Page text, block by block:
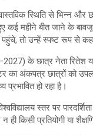
स्थिति से भिन्न और
कई महीने बीत जाने के
पहुंचे, तो उन्हें स्पष्ट रूप से
के छात्र नेता रितेश
अंकपत्र छात्रों को
प्रभावित हो रहा है।
स्तर पर
ही किसी प्रतियोगी या